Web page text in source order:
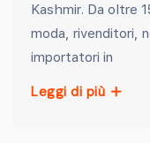
Kashmir. Da oltre
moda, rivenditori,
importatori in
Leggi di più